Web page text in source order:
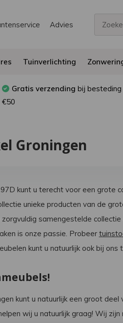
Advies
Tuinverlichting
Gratis verzending bij besteding
€50
Groningen
kunt u terecht voor een grote
unieke producten van de
samengestelde
is onze passie. Probeer
kunt u natuurlijk ook bij ons
kunt u natuurlijk een groot
wij u natuurlijk graag! Wij